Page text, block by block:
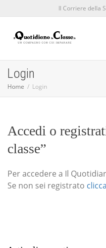
Il Corriere della
Login
Home Login
Accedi o
classe”
Per accedere a Il
Se non sei registrato